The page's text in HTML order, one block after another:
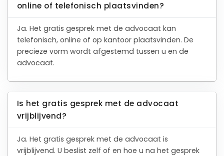
online of telefonisch plaatsvinden?
Ja. Het gratis gesprek met de advocaat kan
telefonisch, online of op kantoor plaatsvinden. De
precieze vorm wordt afgestemd tussen u en de
advocaat.
Is het gratis gesprek met de advocaat
vrijblijvend?
Ja. Het gratis gesprek met de advocaat is
vrijblijvend. U beslist zelf of en hoe u na het gesprek